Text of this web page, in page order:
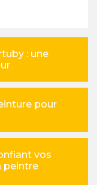
: une
pour
vos
peintre